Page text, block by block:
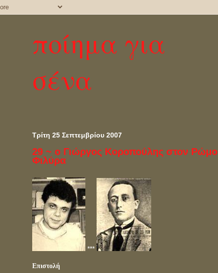
ποίημα για
σένα
Τρίτη 25 Σεπτεμβρίου 2007
29 ~ ο Γιώργος Kοροπούλης στον Ρώμο
Φιλύρα
***
Επιστολή